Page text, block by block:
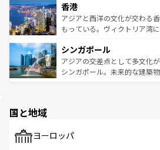
とつ。フォーやバインミー、
ひ現地で味わいたい。どの地
が旅行者を迎えてくれるので
参照してほしい。
の活気が交差している。北部
帯で自然と触れ合い、南部で
いビーチでリゾート気分を楽
激する。気候は一年中温暖で
が待っている。親しみやすい
た文化、そして多様な観光資
香港
アジアと西洋の文化が交わる
もっている。ヴィクトリア湾
み、どこを訪れても感動する
ており、効率よく見どころを
うな絶景から文化的な体験ま
シンガポール
アジアの交差点として多文化
シンガポール。未来的な建築
で、ホーカーズは地元の風情
国と地域
ヨーロッパ